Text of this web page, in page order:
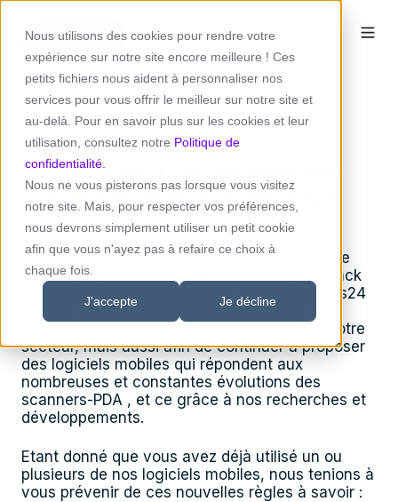
Nous utilisons des cookies pour rendre votre
expérience sur notre site encore meilleure ! Ces
petits fichiers nous aident à personnaliser nos
services pour vous offrir le meilleur sur notre site et
au-delà. Pour en savoir plus sur les cookies et leur
utilisation, consultez notre Politique de
confidentialité.
Nous ne vous pisterons pas lorsque vous visitez
notre site. Mais, pour respecter vos préférences,
nous devrons simplement utiliser un petit cookie
afin que vous n'ayez pas à refaire ce choix à
chaque fois.
J'accepte Je décline
Frais de setup
1. Concernant l’installation des
logiciels mobiles de Logicalsys
Nous vous informons que nous avons
récemment modifié les règles d’installation de
nos logiciels mobiles (Stopack mobile, Colitrack
mobile, Stockmobil, Logiscan, Colisnap, Mess24
mobile) sur les scanners-PDA et ce afin
d’harmoniser nos pratiques avec celles de notre
secteur, mais aussi afin de continuer à proposer
des logiciels mobiles qui répondent aux
nombreuses et constantes évolutions des
scanners-PDA , et ce grâce à nos recherches et
développements.
Etant donné que vous avez déjà utilisé un ou
plusieurs de nos logiciels mobiles, nous tenions à
vous prévenir de ces nouvelles règles à savoir :